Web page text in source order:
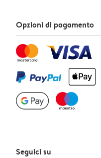
Opzioni di pagamento
Seguici su